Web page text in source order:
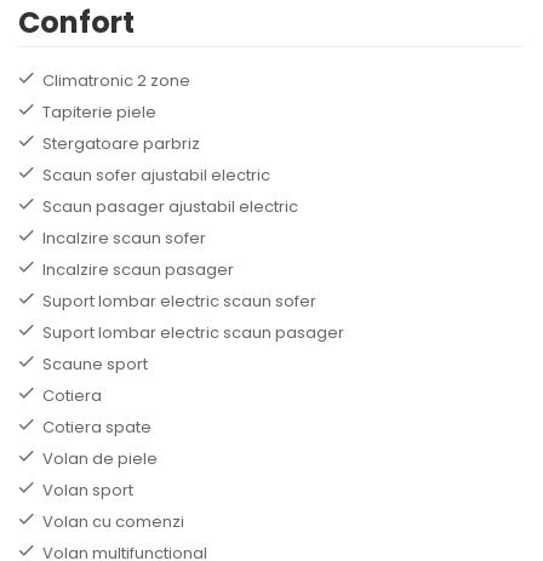
Confort
Climatronic 2 zone
Tapiterie piele
Stergatoare parbriz
Scaun sofer ajustabil electric
Scaun pasager ajustabil electric
Incalzire scaun sofer
Incalzire scaun pasager
Suport lombar electric scaun sofer
Suport lombar electric scaun pasager
Scaune sport
Cotiera
Cotiera spate
Volan de piele
Volan sport
Volan cu comenzi
Volan multifunctional